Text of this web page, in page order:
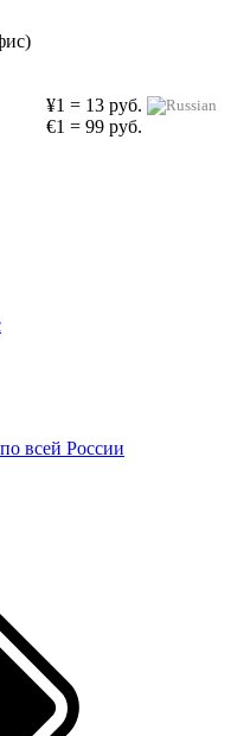
¥1 = 13 руб.
€1 = 99 руб.
всей России